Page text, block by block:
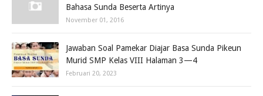
Bahasa Sunda Beserta Artinya
November 01, 2016
Jawaban Soal Pamekar Diajar Basa Sunda Pikeun
Murid SMP Kelas VIII Halaman 3—4
Februari 20, 2023